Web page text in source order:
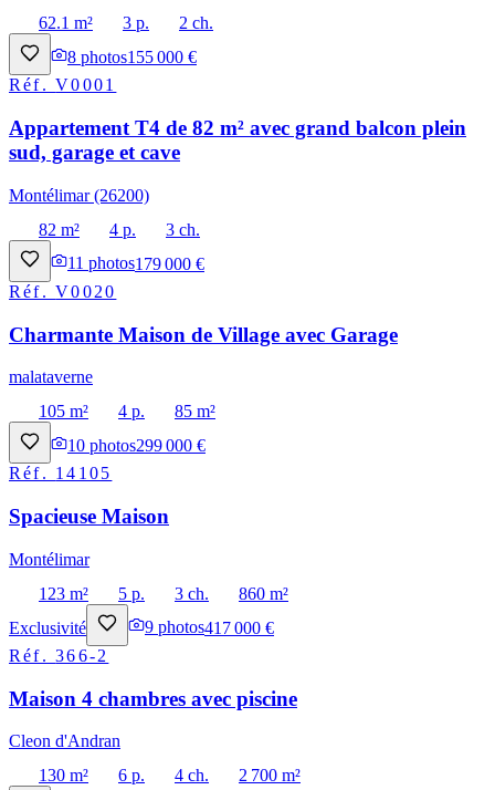
62.1 m²
3 p.
2 ch.
8 photos155 000 €
Réf.V0001
Appartement T4 de 82 m² avec grand balcon plein
sud, garage et cave
Montélimar (26200)
82 m²
4 p.
3 ch.
11 photos179 000 €
Réf.V0020
Charmante Maison de Village avec Garage
malataverne
105 m²
4 p.
85 m²
10 photos299 000 €
Réf. 14105
Spacieuse Maison
Montélimar
123 m²
5 p. 3 ch.
860 m²
Exclusivité
9 photos417 000 €
Réf.366-2
Maison 4 chambres avec piscine
Cleon d'Andran
130 m²
6 p. 4 ch.
2 700 m²